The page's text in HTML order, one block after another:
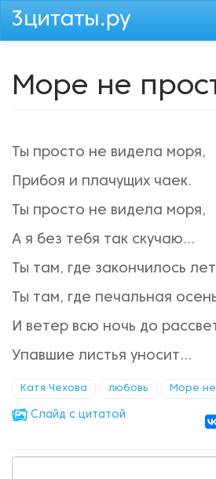
Перейти
Море не
Ты просто не видела моря,
Прибоя и плачущих чаек.
Ты просто не видела моря,
А я без тебя так скучаю...
Ты там, где закончилось
Ты там, где печальная
И ветер всю ночь до
Упавшие листья уносит...
Катя Чехова любовь Море
Cлайд с цитатой